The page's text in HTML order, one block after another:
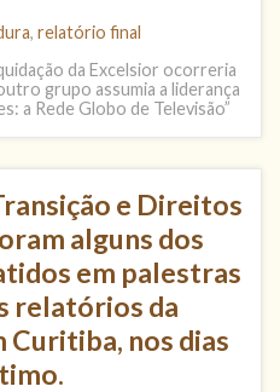
, relatório final
da Excelsior ocorreria
grupo assumia a liderança
a Rede Globo de Televisão”
e Direitos
alguns dos
em palestras
relatórios da
Curitiba, nos dias